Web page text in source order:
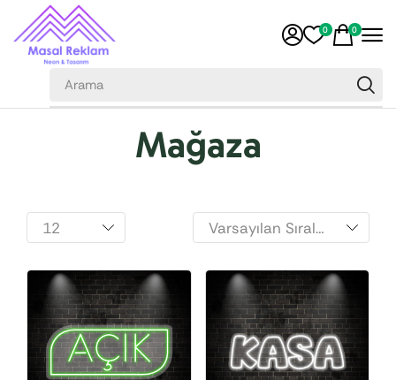
0 0
Mağaza